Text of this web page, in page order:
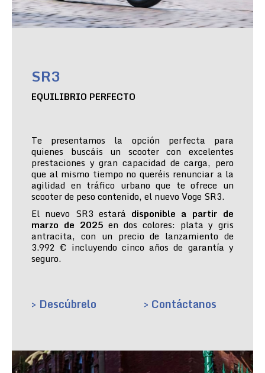
SR3
EQUILIBRIO PERFECTO
Te presentamos la opción perfecta para
quienes buscáis un scooter con excelentes
prestaciones y gran capacidad de carga, pero
que al mismo tiempo no queréis renunciar a la
agilidad en tráfico urbano que te ofrece un
scooter de peso contenido, el nuevo Voge SR3.
El nuevo SR3 estará disponible a partir de
marzo de 2025 en dos colores: plata y gris
antracita, con un precio de lanzamiento de
3.992 € incluyendo cinco años de garantía y
seguro.
> Descúbrelo > Contáctanos